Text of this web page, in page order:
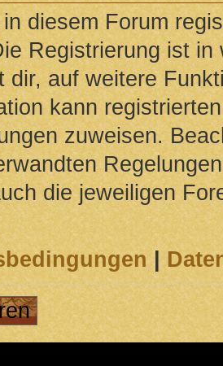
diesem Forum
Registrierung ist
dir, auf weitere
kann
zuweisen.
die jeweiligen
|